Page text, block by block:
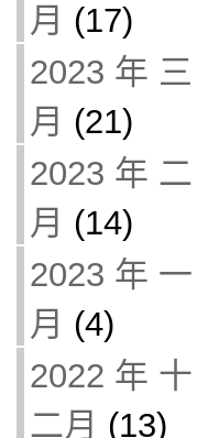
月 (17)
2023 年 三
月 (21)
2023 年 二
月 (14)
2023 年 一
月 (4)
2022 年 十
二月 (13)